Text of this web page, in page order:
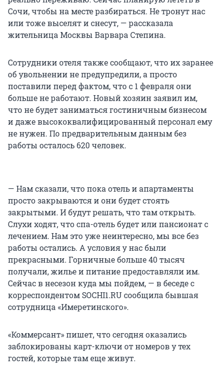
Сочи, чтобы на месте разбираться. Не тронут нас
или тоже выселят и снесут, — рассказала
жительница Москвы Варвара Степина.
Сотрудники отеля также сообщают, что их заранее
об увольнении не предупредили, а просто
поставили перед фактом, что с 1 февраля они
больше не работают. Новый хозяин заявил им,
что не будет заниматься гостиничным бизнесом
и даже высококвалифицированный персонал ему
не нужен. По предварительным данным без
работы осталось 620 человек.
— Нам сказали, что пока отель и апартаменты
просто закрываются и они будет стоять
закрытыми. И будут решать, что там открыть.
Слухи ходят, что спа-отель будет или пансионат с
лечением. Нам это уже неинтересно, мы все без
работы остались. А условия у нас были
прекрасными. Горничные больше 40 тысяч
получали, жилье и питание предоставляли им.
Сейчас в несезон куда мы пойдем, — в беседе с
корреспондентом SOCHI1.RU сообщила бывшая
сотрудница «Имеретинского».
«Коммерсант» пишет, что сегодня оказались
заблокированы карт-ключи от номеров у тех
гостей, которые там еще живут.